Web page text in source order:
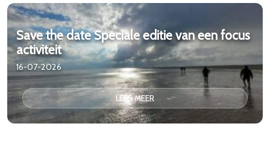
Save the date Speciale editie van een focus
activiteit
16-07-2026
LEES MEER